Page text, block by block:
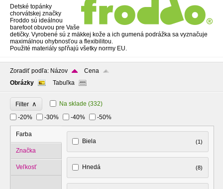
Detské topánky
chorvátskej značky
Froddo sú ideálnou
barefoot obuvou pre Vaše
detičky. Vyrobené sú z mäkkej kože a ich gumená podrážka sa vyznačuje
maximálnou ohybnosťou a flexibilitou.
Použité materiály spľňajú všetky normy EU.
Zoradiť podľa: Názov
Cena
Obrázky
Tabuľka
Filter ∧ Na sklade (332)
-20%
-30% -40% -50%
Farba
Značka
Veľkosť
Biela (1)
Hnedá (8)